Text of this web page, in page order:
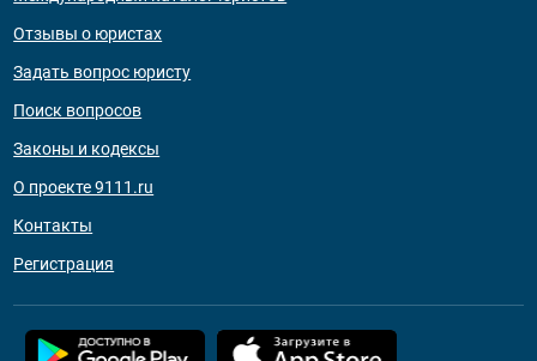
Отзывы о юристах
Задать вопрос юристу
Поиск вопросов
Законы и кодексы
О проекте 9111.ru
Контакты
Регистрация